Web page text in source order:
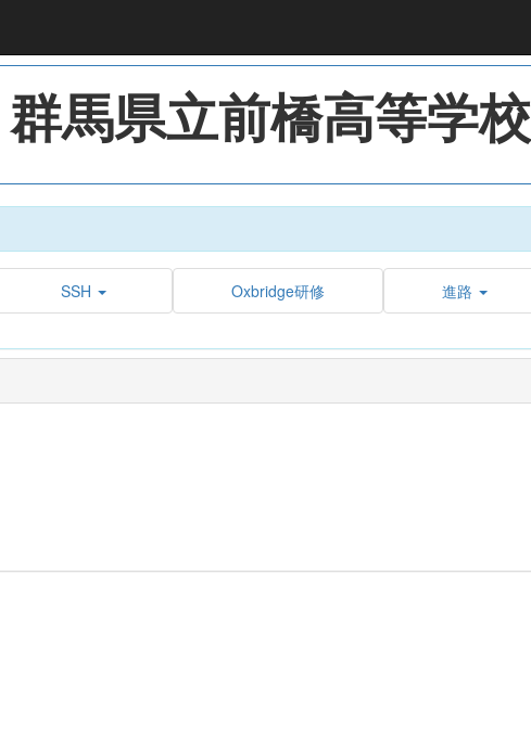
群馬県立前橋高等学校
SSH Oxbridge研修 進路